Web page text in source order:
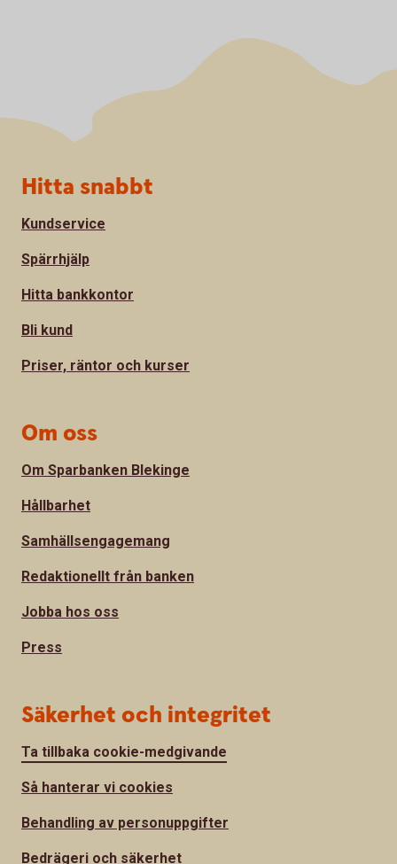
Sidfot
Hitta snabbt
Kundservice
Spärrhjälp
Hitta bankkontor
Bli kund
Priser, räntor och kurser
Om oss
Om Sparbanken Blekinge
Hållbarhet
Samhällsengagemang
Redaktionellt från banken
Jobba hos oss
Press
Säkerhet och integritet
Ta tillbaka cookie-medgivande
Så hanterar vi cookies
Behandling av personuppgifter
Bedrägeri och säkerhet